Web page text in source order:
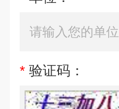
* 验证码：